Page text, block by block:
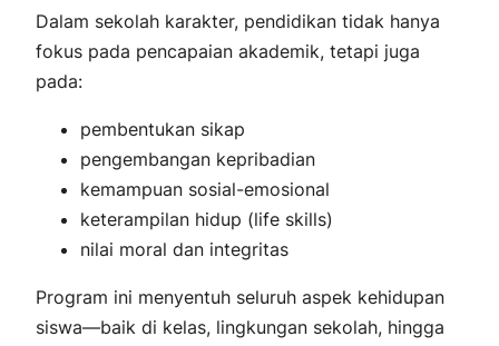
Dalam sekolah karakter, pendidikan tidak hanya
fokus pada pencapaian akademik, tetapi juga
pada:
pembentukan sikap
pengembangan kepribadian
kemampuan sosial-emosional
keterampilan hidup (life skills)
nilai moral dan integritas
Program ini menyentuh seluruh aspek kehidupan
siswa—baik di kelas, lingkungan sekolah, hingga